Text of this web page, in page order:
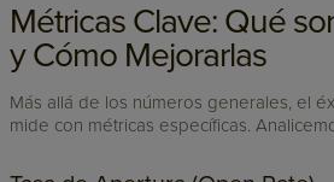
Métricas Clave: Qué
y Cómo Mejorarlas
Más allá de los números generales, el
mide con métricas específicas.